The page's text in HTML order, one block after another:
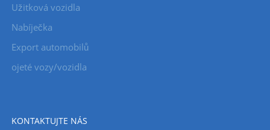
Užitková vozidla
Nabíječka
Export automobilů
ojeté vozy/vozidla
KONTAKTUJTE NÁS